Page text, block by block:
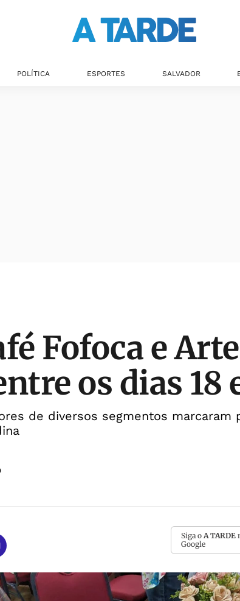
POLÍTICA ESPORTES SALVADOR
Fofoca e
os dias 18
de diversos segmentos marcaram
Siga o A TARDE
Google